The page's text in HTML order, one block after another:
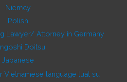
Polish
Japanese